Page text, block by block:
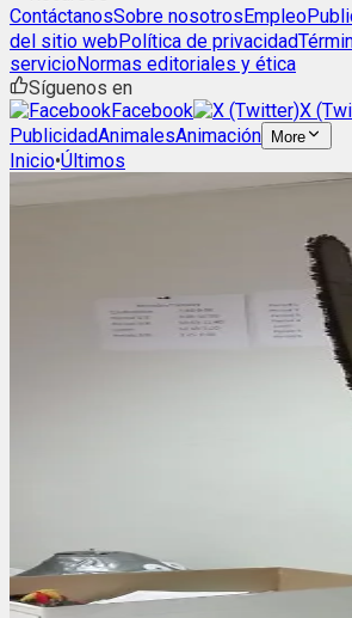
ContáctanosSobre nosotrosEmpleo
del sitio webPolítica de privacidad
servicioNormas editoriales y ética
Síguenos en
Facebook
X
PublicidadAnimalesAnimación More
Inicio•Últimos